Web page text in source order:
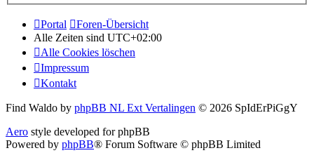
Portal
Foren-Übersicht
Alle Zeiten sind UTC+02:00
Alle Cookies löschen
Impressum
Kontakt
Find Waldo by phpBB NL Ext Vertalingen © 2026 SpIdErPiGgY
Aero style developed for phpBB
Powered by phpBB® Forum Software © phpBB Limited